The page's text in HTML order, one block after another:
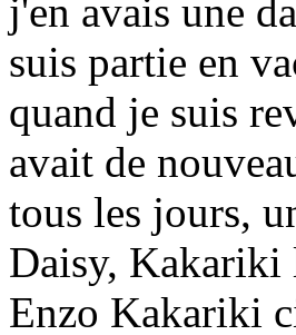
j'en avais une
suis partie en
quand je suis
avait de
tous les jours,
Daisy, Kakariki
Enzo Kakariki